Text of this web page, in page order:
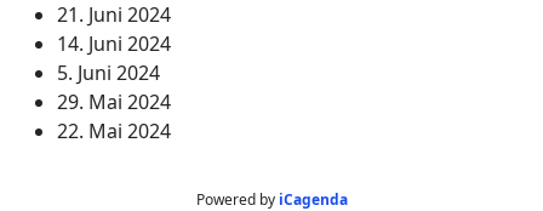
21. Juni 2024
14. Juni 2024
5. Juni 2024
29. Mai 2024
22. Mai 2024
Powered by iCagenda